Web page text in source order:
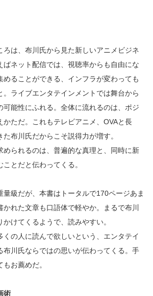
ろは、布川氏から見た新しいアニメビジネ
ばネット配信では、視聴率からも自由にな
めることができる、インフラが変わっても
。ライブエンタテインメントでは舞台から
可能性にふれる。全体に流れるのは、ポジ
かただ。これもテレビアニメ、OVAと長
布川氏だからこそ説得力が増す。
められるのは、普遍的な真理と、同時に新
とだと伝わってくる。
量級だが、本書はトータルで170ページあま
かれた文章も口語体で軽やか。まるで布川
けてくるようで、読みやすい。
くの人に読んで欲しいという、エンタテイ
布川氏ならではの思いが伝わってくる。手
お薦めだ。
画術